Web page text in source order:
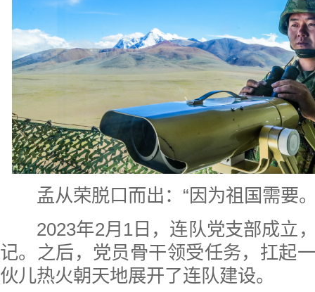
孟从荣脱口而出：“因为祖国需要
2023年2月1日，连队党支部成立
记。之后，党员骨干领受任务，扛起
伙儿热火朝天地展开了连队建设。